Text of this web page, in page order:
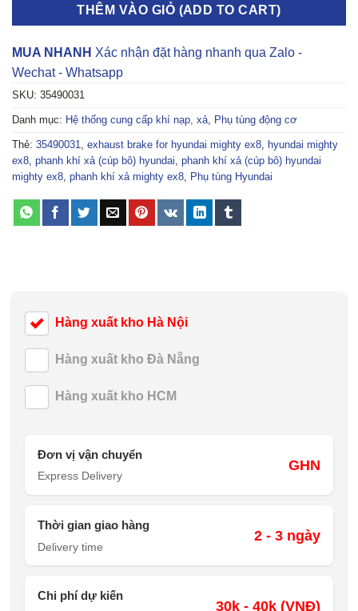
THÊM VÀO GIỎ (ADD TO CART)
MUA NHANH Xác nhận đặt hàng nhanh qua Zalo -
Wechat - Whatsapp
SKU: 35490031
Danh mục: Hệ thống cung cấp khí nạp, xả Phụ tùng động cơ
Thẻ: 35490031 exhaust brake for hyundai mighty ex8
hyundai mighty
ex8 phanh khí xả (cúp bô) hyundai phanh khí xả (cúp bô) hyundai
mighty ex8 phanh khí xả mighty ex8 Phụ tùng Hyundai
Hàng xuất kho Hà Nội
Hàng xuất kho Đà Nẵng
Hàng xuất kho HCM
Đơn vị vận chuyển
Express Delivery
GHN
Thời gian giao hàng
Delivery time
2 - 3 ngày
Chi phí dự kiến
30k - 40k (VNĐ)